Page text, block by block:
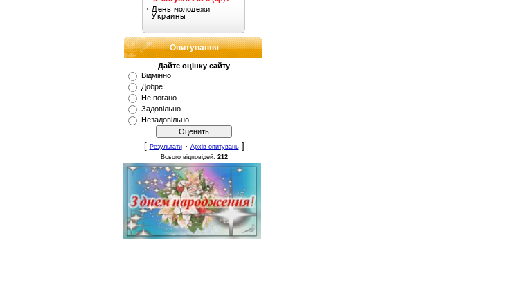
Опитування
Дайте оцінку сайту
Відмінно
Добре
Не погано
Задовільно
Незадовільно
[ Результати· Архів опитувань]
Всього відповідей: 212